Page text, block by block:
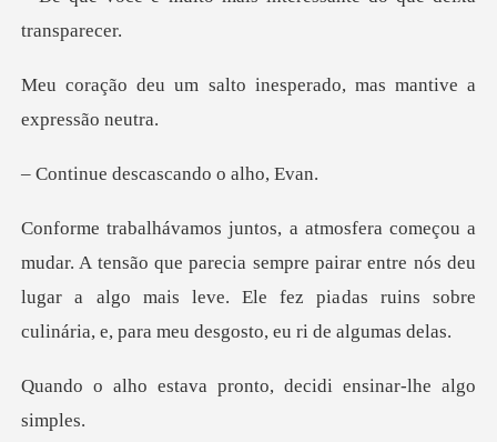
o inesperado, mas manti
escascando o
parecia sempre pairar entre nós deu
lugar a algo mais leve. Ele fez pia
pronto, decidi ensi